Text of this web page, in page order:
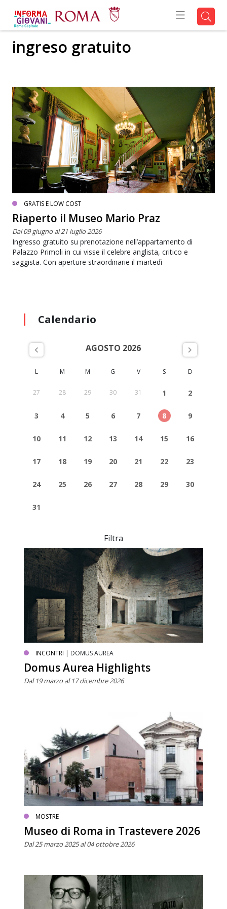
ingreso gratuito
GRATIS E LOW COST
Riaperto il Museo Mario Praz
Dal 09 giugno al 21 luglio 2026
Ingresso gratuito su prenotazione nell’appartamento di
Palazzo Primoli in cui visse il celebre anglista, critico e
saggista. Con aperture straordinarie il martedì
Calendario
AGOSTO 2026
L M M G V S D
27 28 29 30 31 1 2
3 4 5 6 7 8 9
10 11 12 13 14 15 16
17 18 19 20 21 22 23
24 25 26 27 28 29 30
31
Filtra
INCONTRI | DOMUS AUREA
Domus Aurea Highlights
Dal 19 marzo al 17 dicembre 2026
MOSTRE
Museo di Roma in Trastevere 2026
Dal 25 marzo 2025 al 04 ottobre 2026